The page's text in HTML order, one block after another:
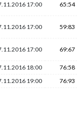
17:00 65:54
17:00 59:83
17:00 69:67
18:00
76:58
19:00 76:93